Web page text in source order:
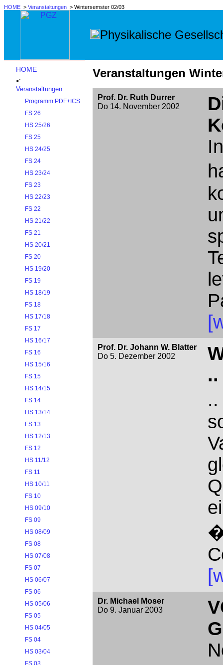
HOME > Veranstaltungen > Wintersemster 02/03
Physikalische
HOME
Veranstaltungen
Programm PDF+ICS
FS 26
HS 25/26
FS 25
HS 24/25
FS 24
HS 23/24
FS 23
HS 22/23
FS 22
HS 21/22
FS 21
HS 20/21
FS 20
HS 19/20
FS 19
HS 18/19
FS 18
HS 17/18
FS 17
HS 16/17
FS 16
HS 15/16
FS 15
HS 14/15
FS 14
HS 13/14
FS 13
HS 12/13
FS 12
HS 11/12
FS 11
HS 10/11
FS 10
HS 09/10
FS 09
HS 08/09
FS 08
HS 07/08
FS 07
HS 06/07
FS 06
HS 05/06
FS 05
HS 04/05
FS 04
HS 03/04
FS 03
Veranstaltungen
Prof. Dr. Ruth Durrer
Do 14. November 2002
Prof. Dr. Johann W. Blatter
Do 5. Dezember 2002
..
Dr. Michael Moser
Do 9. Januar 2003